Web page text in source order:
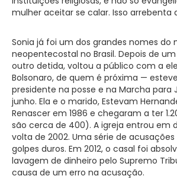
mulher aceitar se calar. Isso arrebenta
Sonia já foi um dos grandes nomes do
neopentecostal no Brasil. Depois de
outro detida, voltou a público com a
Bolsonaro, de quem é próxima —
presidente na posse e na Marcha para
junho. Ela e o marido, Estevam
Renascer em 1986 e chegaram a ter
são cerca de 400). A igreja entrou em
volta de 2002. Uma série de
golpes duros. Em 2012, o casal foi
lavagem de dinheiro pelo Supremo
causa de um erro na acusação.